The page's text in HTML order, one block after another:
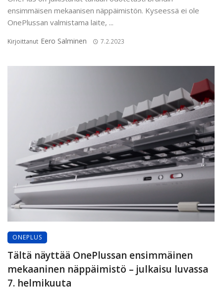
ensimmäisen mekaanisen näppäimistön. Kyseessä ei ole
OnePlussan valmistama laite, ...
Kirjoittanut Eero Salminen 7.2.2023
ONEPLUS
Tältä näyttää OnePlussan ensimmäinen
mekaaninen näppäimistö – julkaisu luvassa
7. helmikuuta